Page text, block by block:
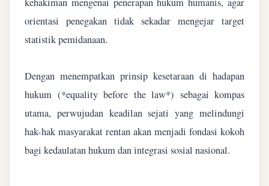
orientasi penegakan tidak sekadar mengejar target
statistik pemidanaan.
Dengan menempatkan prinsip kesetaraan di hadapan
hukum (*equality before the law*) sebagai kompas
utama, perwujudan keadilan sejati yang melindungi
hak-hak masyarakat rentan akan menjadi fondasi kokoh
bagi kedaulatan hukum dan integrasi sosial nasional.